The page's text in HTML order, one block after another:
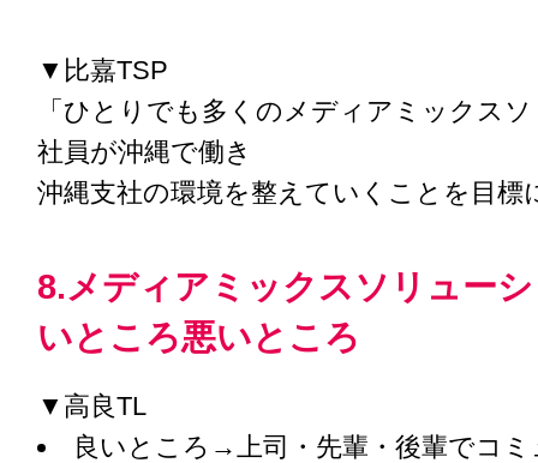
▼比嘉TSP
「ひとりでも多くのメディアミックス
社員が沖縄で働き
沖縄支社の環境を整えていくことを目標
8.メディアミックスソリュー
いところ悪いところ
▼高良TL
良いところ→上司・先輩・後輩でコ